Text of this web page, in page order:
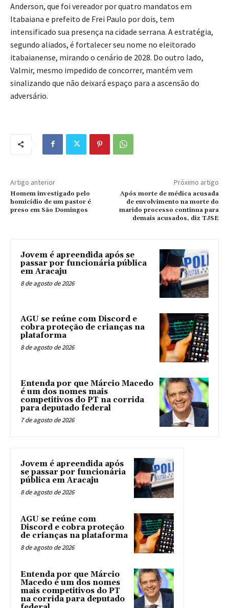
Anderson, que foi vereador por quatro mandatos em
Itabaiana e prefeito de Frei Paulo por dois, tem
intensificado sua presença na cidade serrana. A estratégia,
segundo aliados, é fortalecer seu nome no eleitorado
itabaianense, mirando o cenário de 2028. Do outro lado,
Valmir, mesmo impedido de concorrer, mantém vem
sinalizando que não deixará espaço para a ascensão do
adversário.
Artigo anterior
Homem investigado pelo
homicídio de um pastor é
preso em São Domingos
Próximo artigo
Após morte de médica acusada
de envolvimento na morte do
marido processo continua para
demais acusados, diz TJSE
Jovem é apreendida após se
passar por funcionária pública
em Aracaju
8 de agosto de 2026
AGU se reúne com Discord e
cobra proteção de crianças na
plataforma
8 de agosto de 2026
Entenda por que Márcio Macedo
é um dos nomes mais
competitivos do PT na corrida
para deputado federal
7 de agosto de 2026
Jovem é apreendida após
se passar por funcionária
pública em Aracaju
8 de agosto de 2026
AGU se reúne com
Discord e cobra proteção
de crianças na plataforma
8 de agosto de 2026
Entenda por que Márcio
Macedo é um dos nomes
mais competitivos do PT
na corrida para deputado